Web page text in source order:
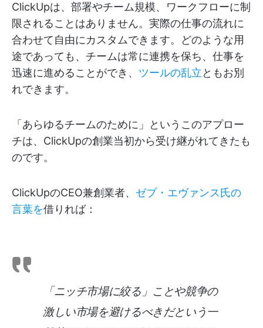
ClickUpは、部署やチーム規模、ワークフローに制
限されることはありません。実際の仕事の流れに
合わせて自由にカスタムできます。どのような用
途であっても、チームは常に連携を保ち、仕事を
迅速に進めることができ、 ツールの乱立ともお別
れできます。
「あらゆるチームのために」というこのアプロー
チは、ClickUpの創業当初から受け継がれてきたも
のです。
ClickUpのCEO兼創業者、 ゼブ・エヴァンス氏の
言葉を借りれば：
「ニッチ市場に絞る」ことや競争の
激しい市場を避けるべきだという一